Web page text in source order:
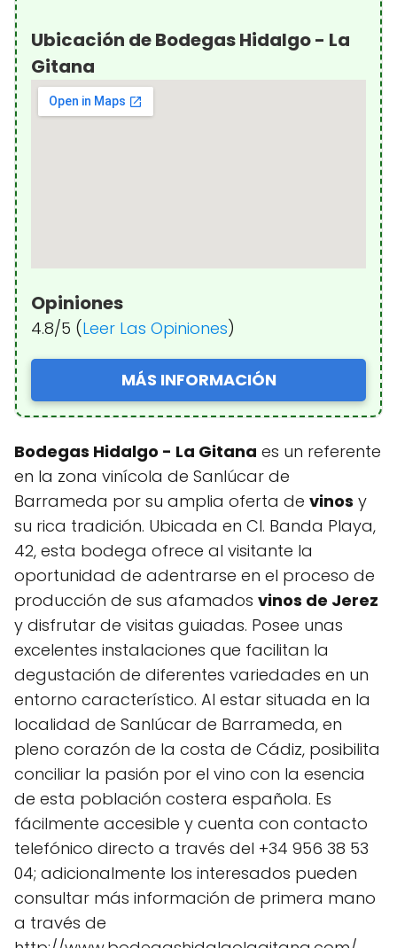
Ubicación de Bodegas Hidalgo - La
Gitana
Opiniones
4.8/5 (Leer Las Opiniones)
MÁS INFORMACIÓN
Bodegas Hidalgo - La Gitana es un referente
en la zona vinícola de Sanlúcar de
Barrameda por su amplia oferta de vinos y
su rica tradición. Ubicada en Cl. Banda Playa,
42, esta bodega ofrece al visitante la
oportunidad de adentrarse en el proceso de
producción de sus afamados vinos de Jerez
y disfrutar de visitas guiadas. Posee unas
excelentes instalaciones que facilitan la
degustación de diferentes variedades en un
entorno característico. Al estar situada en la
localidad de Sanlúcar de Barrameda, en
pleno corazón de la costa de Cádiz, posibilita
conciliar la pasión por el vino con la esencia
de esta población costera española. Es
fácilmente accesible y cuenta con contacto
telefónico directo a través del +34 956 38 53
04; adicionalmente los interesados pueden
consultar más información de primera mano
a través de